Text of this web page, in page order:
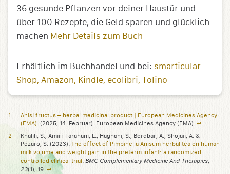
36 gesunde Pflanzen vor deiner Haustür und
über 100 Rezepte, die Geld sparen und glücklich
machen Mehr Details zum Buch
Erhältlich im Buchhandel und bei: smarticular
Shop Amazon Kindle ecolibri Tolino
Anisi fructus – herbal medicinal product | European Medicines Agency
(EMA). (2025, 14. Februar). European Medicines Agency (EMA). ↩︎
Khalili, S., Amiri-Farahani, L., Haghani, S., Bordbar, A., Shojaii, A. &
Pezaro, S. (2023). The effect of Pimpinella Anisum herbal tea on human
milk volume and weight gain in the preterm infant: a randomized
controlled clinical trial . BMC Complementary Medicine And Therapies,
23(1), 19. ↩︎